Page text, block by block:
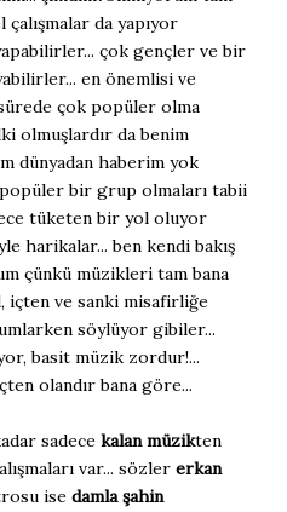
da yapıyor
çok gençler ve bir
en önemlisi ve
çok popüler olma
olmuşlardır da benim
dünyadan haberim yok
bir grup olmaları tabii
tüketen bir yol oluyor
harikalar... ben kendi bakış
çünkü müzikleri tam bana
içten ve sanki misafirliğe
söylüyor gibiler...
basit müzik zordur!...
olandır bana göre...
sadece kalan müzikten
var... sözler erkan
ise damla şahin